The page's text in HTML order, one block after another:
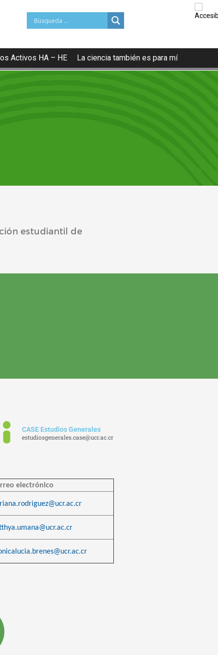
Activos HA – HE La ciencia también es para mí
estudiantil de
CASE Estudios Generales
estudiosgenerales.case@ucr.ac.cr
electrónico